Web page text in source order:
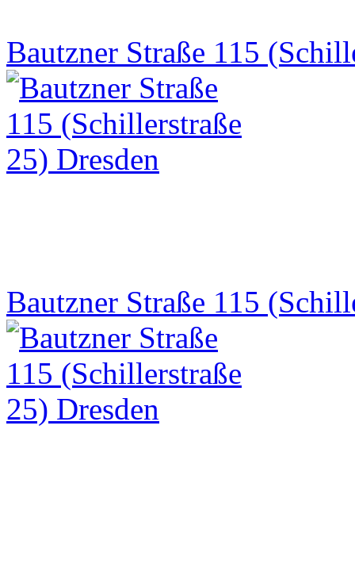
Bautzner Straße 115
Bautzner Straße 115